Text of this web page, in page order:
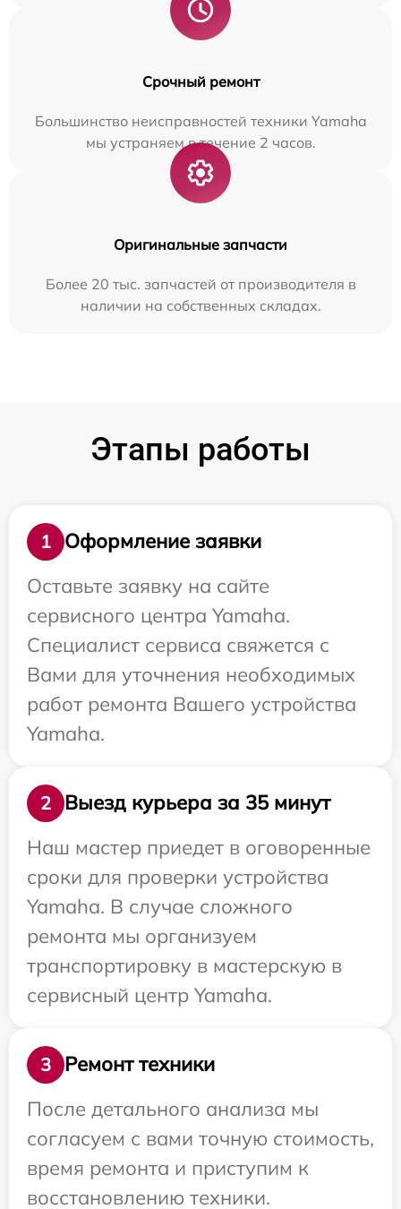
Срочный ремонт
Большинство неисправностей техники Yamaha
мы устраняем в течение 2 часов.
Оригинальные запчасти
Более 20 тыс. запчастей от производителя в
наличии на собственных складах.
Этапы работы
1
Оформление заявки
Оставьте заявку на сайте
сервисного центра Yamaha.
Специалист сервиса свяжется с
Вами для уточнения необходимых
работ ремонта Вашего устройства
Yamaha.
2
Выезд курьера за 35 минут
Наш мастер приедет в оговоренные
сроки для проверки устройства
Yamaha. В случае сложного
ремонта мы организуем
транспортировку в мастерскую в
сервисный центр Yamaha.
3
Ремонт техники
После детального анализа мы
согласуем с вами точную стоимость,
время ремонта и приступим к
восстановлению техники.